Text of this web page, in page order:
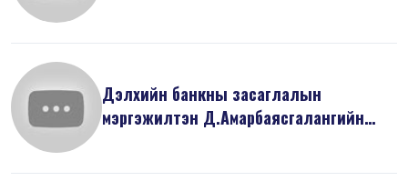
Дэлхийн банкны засаглалын
мэргэжилтэн Д.Амарбаясгалангийн